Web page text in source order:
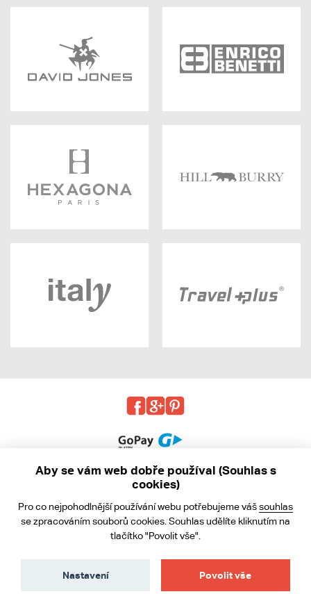
Obchodní podmínky
Ochrana osobních údajů
Aby se vám web dobře používal (Souhlas s
cookies)
Pro co nejpohodlnější používání webu potřebujeme vášsouhlas
se zpracováním souborů cookies. Souhlas udělíte kliknutím na
tlačítko "Povolit vše".
Povolit vše
Nastavení